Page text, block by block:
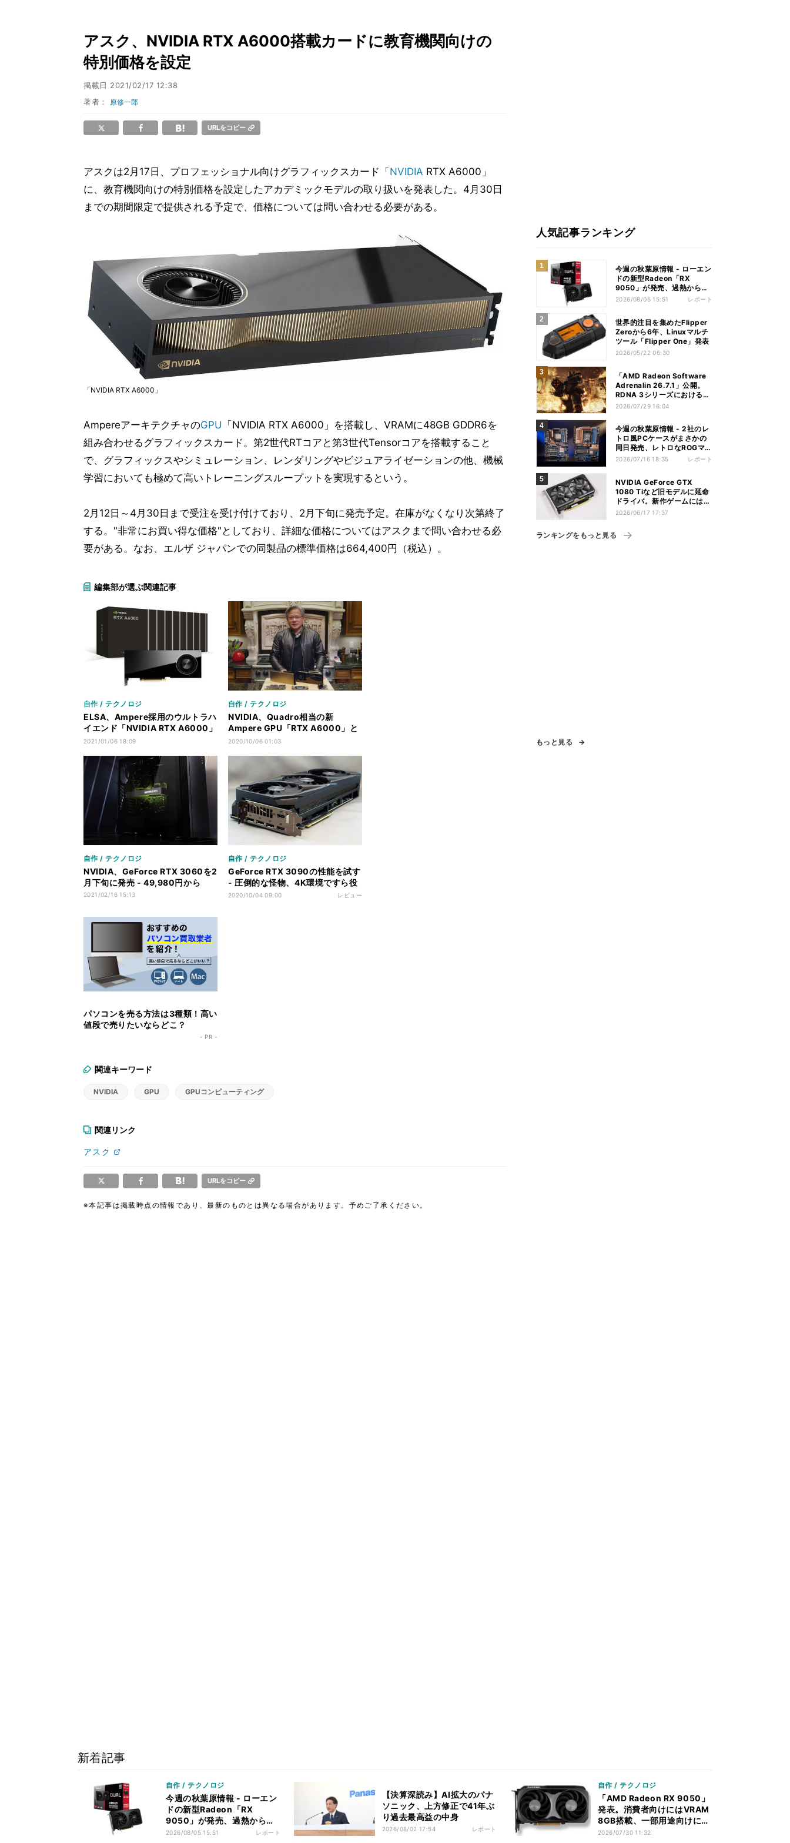
アスク、NVIDIA RTX A6000搭載カードに教育機関向けの
特別価格を設定
掲載日 2021/02/17 12:38
著者： 原修一郎
URLをコピー
アスクは2月17日、プロフェッショナル向けグラフィックスカード「 NVIDIA RTX A6000」
に、教育機関向けの特別価格を設定したアカデミックモデルの取り扱いを発表した。4月30日
までの期間限定で提供される予定で、価格については問い合わせる必要がある。
「NVIDIA RTX A6000」
AmpereアーキテクチャのGPU 「NVIDIA RTX A6000」を搭載し、VRAMに48GB GDDR6を
組み合わせるグラフィックスカード。第2世代RTコアと第3世代Tensorコアを搭載すること
で、グラフィックスやシミュレーション、レンダリングやビジュアライゼーションの他、機械
学習においても極めて高いトレーニングスループットを実現するという。
2月12日～4月30日まで受注を受け付けており、2月下旬に発売予定。在庫がなくなり次第終了
する。"非常にお買い得な価格"としており、詳細な価格についてはアスクまで問い合わせる必
要がある。なお、エルザ ジャパンでの同製品の標準価格は664,400円（税込）。
編集部が選ぶ関連記事
自作 / テクノロジ
ELSA、Ampere採用のウルトラハ
イエンド「NVIDIA RTX A6000」
発売 - 税込664,400円
2021/01/06 18:09
自作 / テクノロジ
NVIDIA、Quadro相当の新
Ampere GPU「RTX A6000」と
サーバ向け「A40」発表
2020/10/06 01:03
自作 / テクノロジ
NVIDIA、GeForce RTX 3060を2
月下旬に発売 - 49,980円から
2021/02/16 15:13
自作 / テクノロジ
GeForce RTX 3090の性能を試す
- 圧倒的な怪物、4K環境ですら役
不足
2020/10/04 09:00 レビュー
パソコンを売る方法は3種類！高い
値段で売りたいならどこ？
- PR -
関連キーワード
NVIDIA GPU GPUコンピューティング
関連リンク
アスク
URLをコピー
※本記事は掲載時点の情報であり、最新のものとは異なる場合があります。予めご了承ください。
人気記事ランキング
今週の秋葉原情報 - ローエン
ドの新型Radeon「RX
9050」が発売、過熱から守
れる電源ケーブルも
2026/08/05 15:51 レポート
世界的注目を集めたFlipper
Zeroから6年、Linuxマルチ
ツール「Flipper One」発表
2026/05/22 06:30
「AMD Radeon Software
Adrenalin 26.7.1」公開。
RDNA 3シリーズにおける不
具合多数解消
2026/07/29 16:04
今週の秋葉原情報 - 2社のレ
トロ風PCケースがまさかの
同日発売、レトロなROGマザ
ーも登場
2026/07/16 18:35 レポート
NVIDIA GeForce GTX
1080 Tiなど旧モデルに延命
ドライバ。新作ゲームには非
対応
2026/06/17 17:37
ランキングをもっと見る
もっと見る
新着記事
自作 / テクノロジ
今週の秋葉原情報 - ローエン
ドの新型Radeon「RX
9050」が発売、過熱から守
れる電源ケーブルも
2026/08/05 15:51 レポート
【決算深読み】AI拡大のパナ
ソニック、上方修正で41年ぶ
り過去最高益の中身
2026/08/02 17:54 レポート
自作 / テクノロジ
「AMD Radeon RX 9050」
発表。消費者向けにはVRAM
8GB搭載、一部用途向けに
VRAM 4GBモデルも？
2026/07/30 11:32